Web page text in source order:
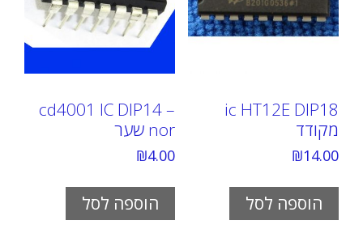
ic HT12E DIP18
מקודד
₪14.00
הוספה לסל
cd4001 IC DIP14 –
nor שער
₪4.00
הוספה לסל